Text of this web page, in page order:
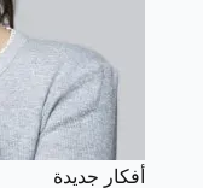
أفكار جديدة